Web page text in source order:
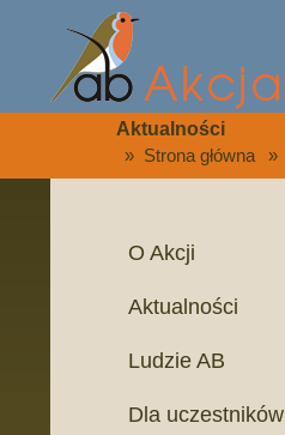
Aktualności
» Strona główna »
O Akcji
Aktualności
Ludzie AB
Dla uczestników